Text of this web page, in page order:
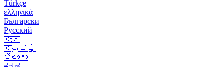
Türkçe
ελληνικά
Български
Русский
বাংলা
বதமிழ்
తెలుగు